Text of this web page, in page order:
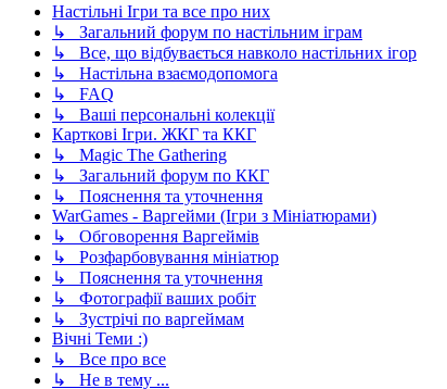
Настільні Ігри та все про них
↳ Загальний форум по настільним іграм
↳ Все, що відбувається навколо настільних ігор
↳ Настільна взаємодопомога
↳ FAQ
↳ Ваші персональні колекції
Карткові Ігри. ЖКГ та ККГ
↳ Magic The Gathering
↳ Загальний форум по ККГ
↳ Пояснення та уточнення
WarGames - Варгейми (Ігри з Мініатюрами)
↳ Обговорення Варгеймів
↳ Розфарбовування мініатюр
↳ Пояснення та уточнення
↳ Фотографії ваших робіт
↳ Зустрічі по варгеймам
Вічні Теми :)
↳ Все про все
↳ Не в тему ...